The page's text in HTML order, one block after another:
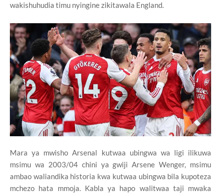
wakishuhudia timu nyingine zikitawala England.
Mara ya mwisho Arsenal kutwaa ubingwa wa ligi ilikuwa
msimu wa 2003/04 chini ya gwiji Arsene Wenger, msimu
ambao waliandika historia kwa kutwaa ubingwa bila kupoteza
mchezo hata mmoja. Kabla ya hapo walitwaa taji mwaka